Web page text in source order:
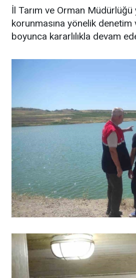
İl Tarım ve Orman Müdürlüğü
korunmasına yönelik
boyunca kararlılıkla devam